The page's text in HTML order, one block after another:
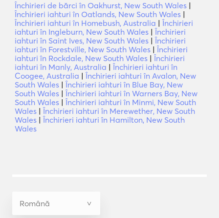
Închirieri de bărci în Oakhurst, New South Wales |
Închirieri iahturi în Oatlands, New South Wales |
Închirieri iahturi în Homebush, Australia | Închirieri
iahturi în Ingleburn, New South Wales | Închirieri
iahturi în Saint Ives, New South Wales | Închirieri
iahturi în Forestville, New South Wales | Închirieri
iahturi în Rockdale, New South Wales | Închirieri
iahturi în Manly, Australia | Închirieri iahturi în
Coogee, Australia | Închirieri iahturi în Avalon, New
South Wales | Închirieri iahturi în Blue Bay, New
South Wales | Închirieri iahturi în Warners Bay, New
South Wales | Închirieri iahturi în Minmi, New South
Wales | Închirieri iahturi în Merewether, New South
Wales | Închirieri iahturi în Hamilton, New South
Wales